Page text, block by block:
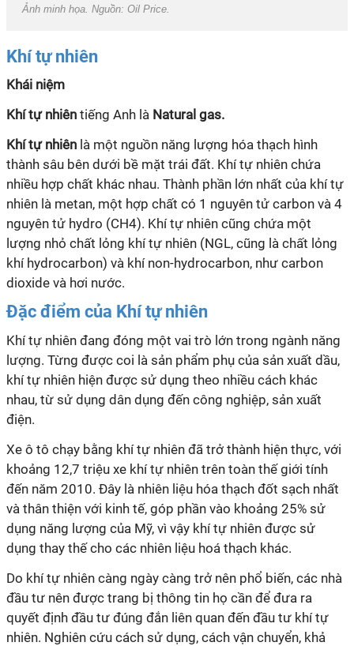
Ảnh minh họa. Nguồn: Oil Price.
Khí tự nhiên
Khái niệm
Khí tự nhiên tiếng Anh là Natural gas.
Khí tự nhiên là một nguồn năng lượng hóa thạch hình
thành sâu bên dưới bề mặt trái đất. Khí tự nhiên chứa
nhiều hợp chất khác nhau. Thành phần lớn nhất của khí tự
nhiên là metan, một hợp chất có 1 nguyên tử carbon và 4
nguyên tử hydro (CH4). Khí tự nhiên cũng chứa một
lượng nhỏ chất lỏng khí tự nhiên (NGL, cũng là chất lỏng
khí hydrocarbon) và khí non-hydrocarbon, như carbon
dioxide và hơi nước.
Đặc điểm của Khí tự nhiên
Khí tự nhiên đang đóng một vai trò lớn trong ngành năng
lượng. Từng được coi là sản phẩm phụ của sản xuất dầu,
khí tự nhiên hiện được sử dụng theo nhiều cách khác
nhau, từ sử dụng dân dụng đến công nghiệp, sản xuất
điện.
Xe ô tô chạy bằng khí tự nhiên đã trở thành hiện thực, với
khoảng 12,7 triệu xe khí tự nhiên trên toàn thế giới tính
đến năm 2010. Đây là nhiên liệu hóa thạch đốt sạch nhất
và thân thiện với kinh tế, góp phần vào khoảng 25% sử
dụng năng lượng của Mỹ, vì vậy khí tự nhiên được sử
dụng thay thế cho các nhiên liệu hoá thạch khác.
Do khí tự nhiên càng ngày càng trở nên phổ biến, các nhà
đầu tư nên được trang bị thông tin họ cần để đưa ra
quyết định đầu tư đúng đắn liên quan đến đầu tư khí tự
nhiên. Nghiên cứu cách sử dụng, cách vận chuyển, khả